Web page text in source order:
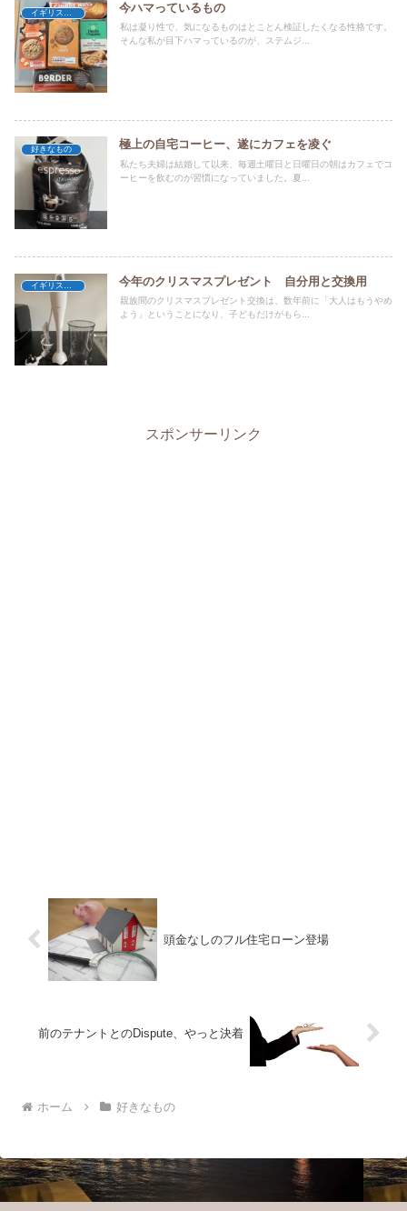
今ハマっているもの
私は凝り性で、気になるものはとことん検証したくなる性格です。
そんな私が目下ハマっているのが、ステムジ...
好きなもの 極上の自宅コーヒー、遂にカフェを凌ぐ
私たち夫婦は結婚して以来、毎週土曜日と日曜日の朝はカフェでコ
ーヒーを飲むのが習慣になっていました。夏...
今年のクリスマスプレゼント 自分用と交換用
親族間のクリスマスプレゼント交換は、数年前に「大人はもうやめ
よう」ということになり、子どもだけがもら...
スポンサーリンク
頭金なしのフル住宅ローン登場
前のテナントとのDispute、やっと決着
ホーム 好きなもの